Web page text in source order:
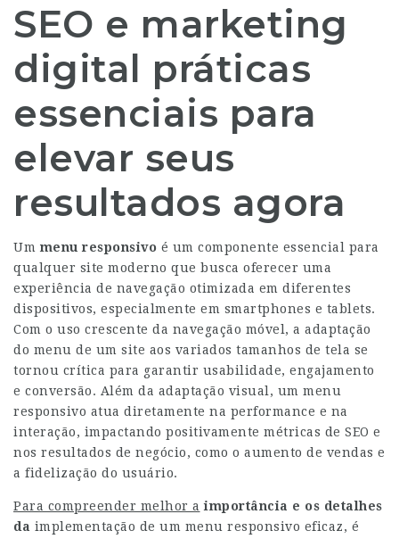
SEO e marketing
digital práticas
essenciais para
elevar seus
resultados agora
Um menu responsivo é um componente essencial para
qualquer site moderno que busca oferecer uma
experiência de navegação otimizada em diferentes
dispositivos, especialmente em smartphones e tablets.
Com o uso crescente da navegação móvel, a adaptação
do menu de um site aos variados tamanhos de tela se
tornou crítica para garantir usabilidade, engajamento
e conversão. Além da adaptação visual, um menu
responsivo atua diretamente na performance e na
interação, impactando positivamente métricas de SEO e
nos resultados de negócio, como o aumento de vendas e
a fidelização do usuário.
Para compreender melhor a importância e os detalhes
da implementação de um menu responsivo eficaz, é